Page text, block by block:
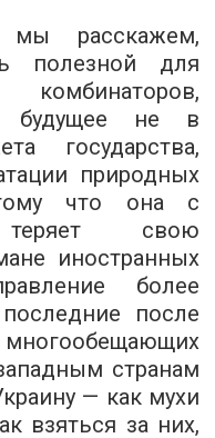
расскажем,
полезной для
комбинаторов,
будущее не в
государства,
природных
что она с
свою
иностранных
более
после
странам
— как мухи
взяться за них,